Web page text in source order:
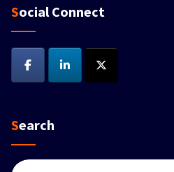
Social Connect
Search